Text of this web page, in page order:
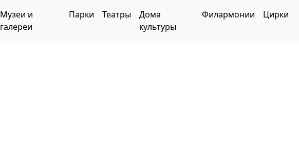
Музеи и
галереи
Парки Театры
Дома
культуры
Филармонии Цирки